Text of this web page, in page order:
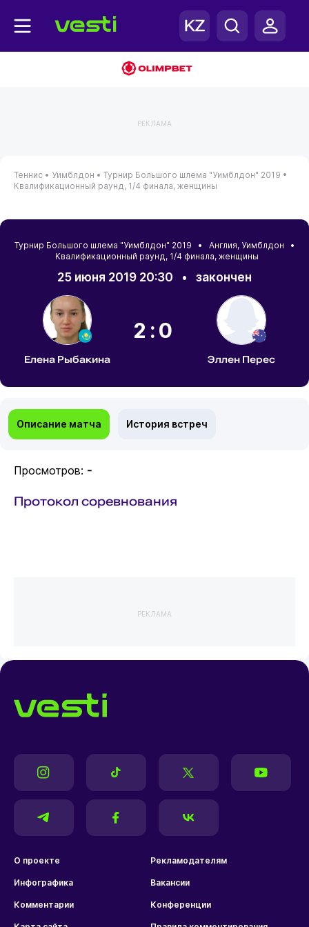
РЕКЛАМА
Теннис • Уимблдон • Турнир Большого шлема "Уимблдон" 2019 •
Квалификационный раунд, 1/4 финала, женщины
Турнир Большого шлема "Уимблдон" 2019 • Англия, Уимблдон •
Квалификационный раунд, 1/4 финала, женщины
25 июня 2019 20:30 • закончен
Елена Рыбакина
2:0
Эллен Перес
Описание матча История встреч
Просмотров: -
Протокол соревнования
РЕКЛАМА
О проекте Рекламодателям
Инфографика Вакансии
Комментарии Конференции